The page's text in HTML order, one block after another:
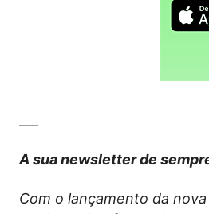
A sua newsletter de
Com o lançamento da